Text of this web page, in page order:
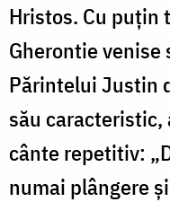
Hristos. Cu puțin
Gherontie venise
Părintelui Justin
său caracteristic,
cânte repetitiv:
numai plângere